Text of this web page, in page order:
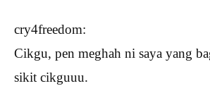
cry4freedom:
Cikgu, pen meghah ni saya yang
sikit cikguuu.